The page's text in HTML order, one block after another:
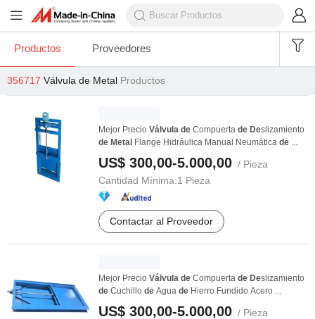
Productos Proveedores
356717 Válvula de Metal Productos
Mejor Precio Válvula de Compuerta de Deslizamiento
de Metal Flange Hidráulica Manual Neumática de ...
US$ 300,00-5.000,00 / Pieza
Cantidad Mínima:1 Pieza
Contactar al Proveedor
Mejor Precio Válvula de Compuerta de Deslizamiento
de Cuchillo de Agua de Hierro Fundido Acero ...
US$ 300,00-5.000,00 / Pieza